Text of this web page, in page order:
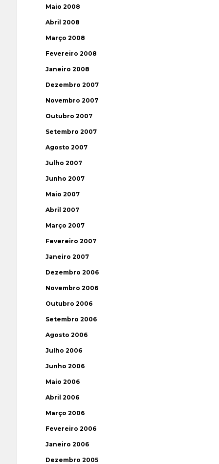
Maio 2008
Abril 2008
Março 2008
Fevereiro 2008
Janeiro 2008
Dezembro 2007
Novembro 2007
Outubro 2007
Setembro 2007
Agosto 2007
Julho 2007
Junho 2007
Maio 2007
Abril 2007
Março 2007
Fevereiro 2007
Janeiro 2007
Dezembro 2006
Novembro 2006
Outubro 2006
Setembro 2006
Agosto 2006
Julho 2006
Junho 2006
Maio 2006
Abril 2006
Março 2006
Fevereiro 2006
Janeiro 2006
Dezembro 2005